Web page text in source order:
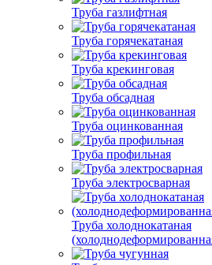
Труба газлифтная
Труба горячекатаная
Труба крекинговая
Труба обсадная
Труба оцинкованная
Труба профильная
Труба электросварная
Труба холоднокатаная